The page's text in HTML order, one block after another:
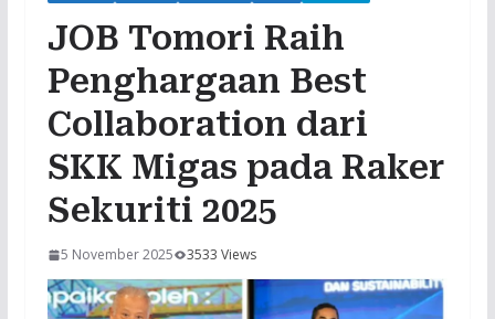
JOB Tomori Raih
Penghargaan Best
Collaboration dari
SKK Migas pada Raker
Sekuriti 2025
5 November 2025 3533 Views